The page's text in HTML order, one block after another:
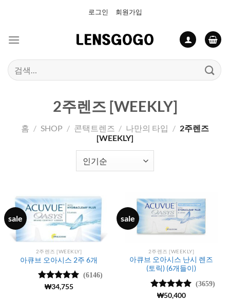
로그인 회원가입
검
색:
2주렌즈 [WEEKLY]
홈 / SHOP / 콘택트렌즈 / 나만의 타입 / 2주렌즈
[WEEKLY]
sale
2주렌즈 [WEEKLY]
아큐브 오아시스 2주 6개
5 중에서
(6146)
₩34,755
sale
2주렌즈 [WEEKLY]
아큐브 오아시스 난시 렌즈
(토릭) (6개들이)
5 중에서
(3659)
₩50,400